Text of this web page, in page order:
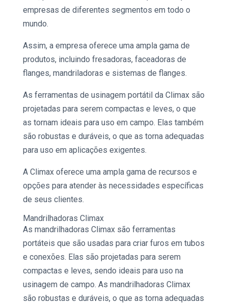
empresas de diferentes segmentos em todo o
mundo.
Assim, a empresa oferece uma ampla gama de
produtos, incluindo fresadoras, faceadoras de
flanges, mandriladoras e sistemas de flanges.
As ferramentas de usinagem portátil daClimax são
projetadas para serem compactas e leves, o que
as tornam ideais para uso em campo. Elas também
são robustas e duráveis, o que as torna adequadas
para uso em aplicações exigentes.
AClimax oferece uma ampla gama de recursos e
opções para atender às necessidades específicas
de seus clientes.
Mandrilhadoras Climax
As mandrilhadoras Climaxsão ferramentas
portáteis que são usadas para criar furos em tubos
e conexões. Elas são projetadas para serem
compactas e leves, sendo ideais para uso na
usinagem de campo. As mandrilhadoras Climax
são robustas e duráveis, o que as torna adequadas